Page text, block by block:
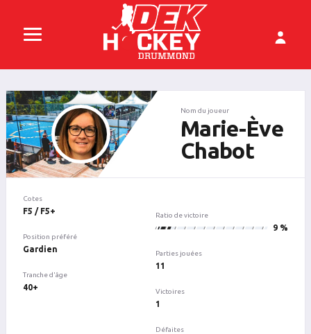
Nom du joueur
Marie-Ève
Chabot
Cotes
F5 / F5+
Position préféré
Gardien
Tranche d'âge
40+
Ratio de victoire
1 9 %
Parties jouées
11
Victoires
1
Défaites